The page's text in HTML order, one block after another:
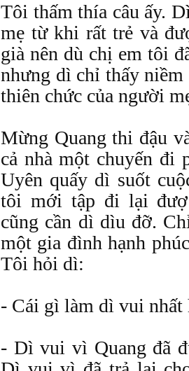
Tôi thấm thía câu ấy.
mẹ từ khi rất trẻ và
già nên dù chị em tôi
nhưng dì chỉ thấy
thiên chức của người
Mừng Quang thi đậu
cả nhà một chuyến đi
Uyên quấy dì suốt
tôi mới tập đi lại
cũng cần dì dìu đỡ.
một gia đình hạnh
Tôi hỏi dì:
- Cái gì làm dì vui nhất
- Dì vui vì Quang đã